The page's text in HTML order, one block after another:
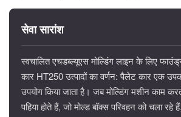
सेवा सारांश
स्वचालित एचडब्ल्यूएस मोल्डिंग लाइन के लिए
कार HT250 उत्पादों का वर्णन: पैलेट कार एक
उपयोग किया जाता है। जब मोल्डिंग मशीन काम
पहिया होते हैं, जो मोल्ड बॉक्स परिवहन को चला